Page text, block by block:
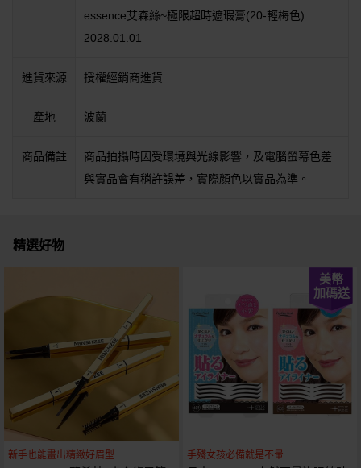
essence艾森絲~極限超時遮瑕膏(20-輕梅色):
2028.01.01
進貨來源 授權經銷商進貨
產地 波蘭
商品備註
商品拍攝時因受環境與光線影響，及電腦螢幕色差
與實品會有稍許誤差，實際顏色以實品為準。
精選好物
新手也能畫出精緻好眉型
美幣
加碼送
手殘女孩必備就是不暈